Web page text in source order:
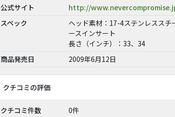
公式サイト
http://
スペック
ヘッド素材：17-4ステンレススチ
ースインサート
長さ（インチ）：33、34
商品発売日
2009年6月12日
クチコミの評価
クチコミ件数
0件